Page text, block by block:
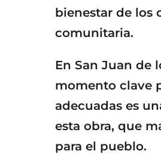
bienestar de los
comunitaria.
En San Juan de
momento clave
adecuadas es
esta obra, que
para el pueblo.